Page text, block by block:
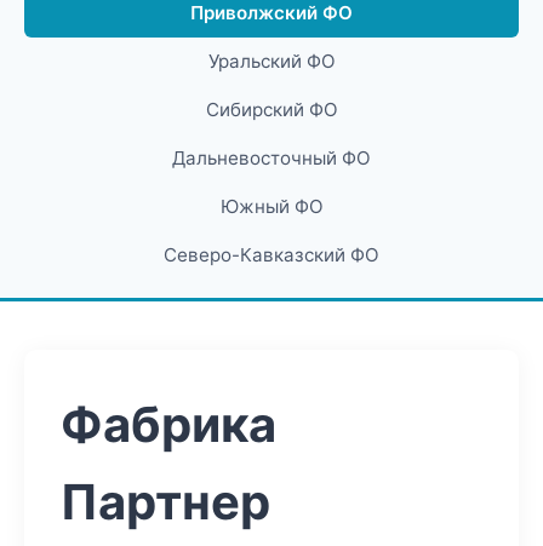
Приволжский ФО
Уральский ФО
Сибирский ФО
Дальневосточный ФО
Южный ФО
Северо-Кавказский ФО
Фабрика
Партнер